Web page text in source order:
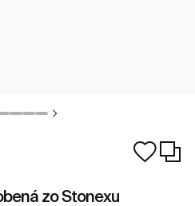
zo Stonexu